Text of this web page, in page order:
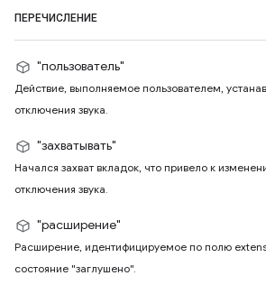
ПЕРЕЧИСЛЕНИЕ
"пользователь"
Действие, выполняемое пользователем,
отключения звука.
"захватывать"
Начался захват вкладок, что привело к
отключения звука.
"расширение"
Расширение, идентифицируемое по полю
состояние "заглушено".